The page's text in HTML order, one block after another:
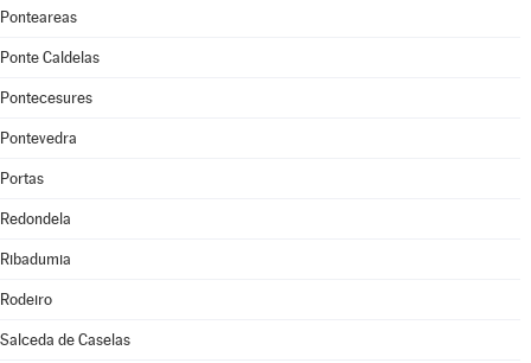
Ponteareas
Ponte Caldelas
Pontecesures
Pontevedra
Portas
Redondela
Ribadumia
Rodeiro
Salceda de Caselas